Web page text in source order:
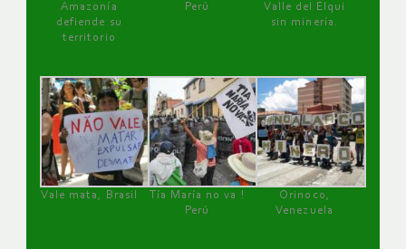
Amazonía
defiende su
territorio
Perú
Valle del Elqui
sin minería.
Vale mata, Brasil
Tía María no va !
Perú
Orinoco,
Venezuela